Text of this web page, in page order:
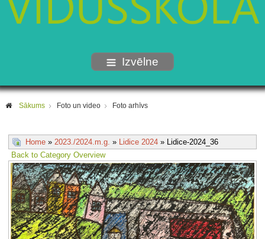
Izvēlne
Sākums Foto un video Foto arhīvs
Home» 2023./2024.m.g. » Lidice 2024» Lidice-2024_36
Back to Category Overview